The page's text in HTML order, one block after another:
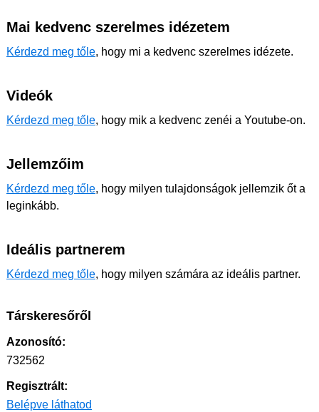
Mai kedvenc szerelmes idézetem
Kérdezd meg tőle, hogy mi a kedvenc szerelmes idézete.
Videók
Kérdezd meg tőle, hogy mik a kedvenc zenéi a Youtube-on.
Jellemzőim
Kérdezd meg tőle, hogy milyen tulajdonságok jellemzik őt a
leginkább.
Ideális partnerem
Kérdezd meg tőle, hogy milyen számára az ideális partner.
Társkeresőről
Azonosító:
732562
Regisztrált:
Belépve láthatod